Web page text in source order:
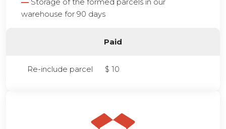
warehouse for 90 days
Paid
Re-include parcel $ 10